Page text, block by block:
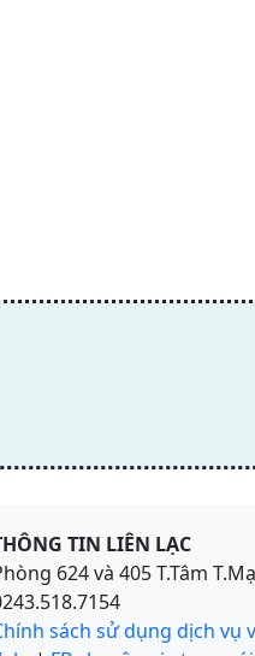
TIN LIÊN LẠC
624 và 405 T.Tâm
sách sử dụng dịch vụ